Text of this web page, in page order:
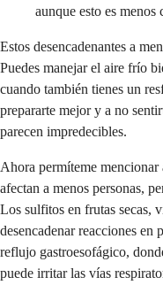
aunque esto es menos
Estos desencadenantes a
Puedes manejar el aire frío
cuando también tienes un
prepararte mejor y a no
parecen impredecibles.
Ahora permíteme mencionar
afectan a menos personas,
Los sulfitos en frutas secas,
desencadenar reacciones en
reflujo gastroesofágico,
puede irritar las vías